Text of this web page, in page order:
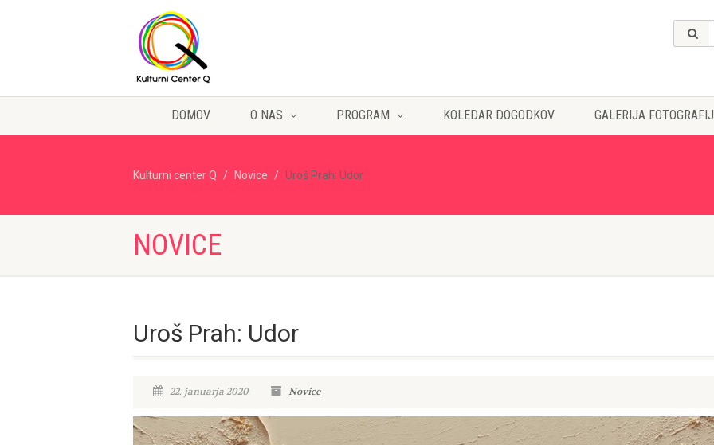
DOMOV O NAS PROGRAM KOLEDAR DOGODKOV GALERIJA FOTOGRAFIJ
Kulturni center Q Novice Uroš Prah: Udor
NOVICE
Uroš Prah: Udor
22. januarja 2020 Novice